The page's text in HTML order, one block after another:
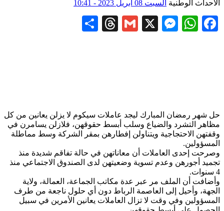
الاحداث الوطنية السبت 08 أبريل 2023 - 10:41
Facebook
WhatsApp
Messenger
X
Gmail
Threads
حل شهر رمضان المبارك ليجد عاملات سيكوم لا يزلن يعانين من كل
مظاهر التشرد والضياع وسلب أبسط حقوقهن، فلازلن يسامرن في
وقفتهن الاحتجاجية ويتناولن إفطارهن بمقر الشركة وسط مماطلة
المسؤولين.
وصرحت إحدى العاملات أن معاناتهن في حالة تفاقم شديدة منذ
تجميد أجورهن وعدم تسوية وضعيتهن لدى الصندوق الاجتماعي منذ
4 سنوات.
وأضافت أن الملف مر عبر عدة مكاتب الجماعة، العمالة، ولاية
الجهة، وأحيل إلى العاصمة الرباط دون أي حلول ناجعة من طرف
المسؤولين وفي وقت لا تزال العاملات يعانين الأمرين في سبيل